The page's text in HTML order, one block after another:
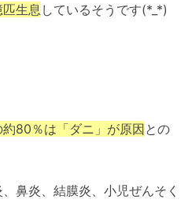
生息 しているそうです(*_*)
80％は「ダニ」が原因との
鼻炎、結膜炎、小児ぜんそく